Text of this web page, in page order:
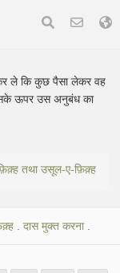
ले कि कुछ पैसा लेकर वह
ऊपर उस अनुबंध का
तथा उसूल-ए-फ़िक़्ह
. दास मुक्त करना.